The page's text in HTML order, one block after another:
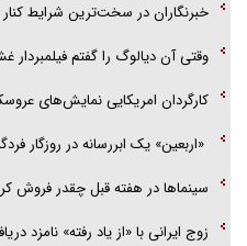
آیا مقاومت فلسطین خلع‌سلاح می‌شود؟
خبرنگاران در سخت‌ترین شرایط
وقتی آن دیالوگ را گفتم فیلمبردار
کارگردان امریکایی نمایش‌های
«اربعین» یک ابررسانه در روزگار
سینما‌ها در هفته قبل چقدر فروش
زوج ایرانی با «از یاد رفته» نامزد